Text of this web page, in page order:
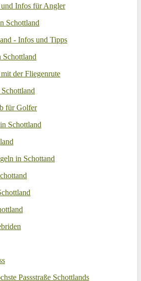
Infos für Angler
- Infos und Tipps
der Fliegenrute
für Golfer
Passstraße Schottlands